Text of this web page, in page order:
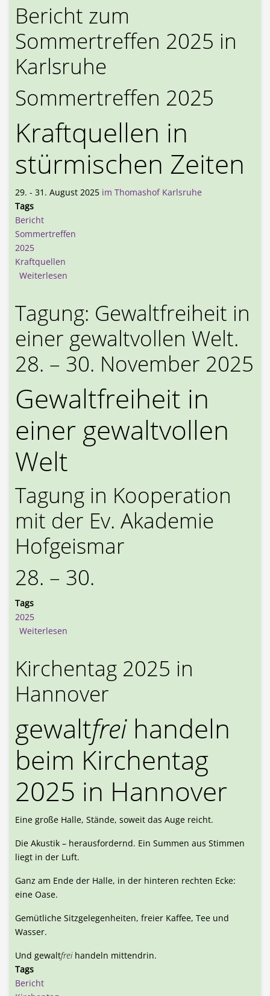
Bericht zum
Sommertreffen 2025 in
Karlsruhe
Sommertreffen 2025
Kraftquellen in
stürmischen Zeiten
29. - 31. August 2025 im Thomashof Karlsruhe
Tags
Bericht
Sommertreffen
2025
Kraftquellen
Weiterlesen
Tagung: Gewaltfreiheit in
einer gewaltvollen Welt.
28. – 30. November 2025
Gewaltfreiheit in
einer gewaltvollen
Welt
Tagung in Kooperation
mit der Ev. Akademie
Hofgeismar
28. – 30.
Tags
2025
Weiterlesen
Kirchentag 2025 in
Hannover
gewaltfreihandeln
beim Kirchentag
2025 in Hannover
Eine große Halle, Stände, soweit das Auge reicht.
Die Akustik – herausfordernd. Ein Summen aus Stimmen
liegt in der Luft.
Ganz am Ende der Halle, in der hinteren rechten Ecke:
eine Oase.
Gemütliche Sitzgelegenheiten, freier Kaffee, Tee und
Wasser.
Und gewaltfreihandeln mittendrin.
Tags
Bericht